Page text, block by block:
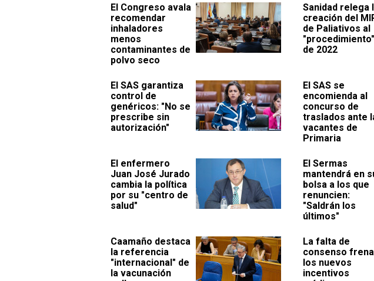
El Congreso avala
recomendar
inhaladores
menos
contaminantes de
polvo seco
Sanidad relega
creación del
de Paliativos al
"procedimiento"
de 2022
El SAS garantiza
control de
genéricos: "No se
prescribe sin
autorización"
El SAS se
encomienda al
concurso de
traslados ante
vacantes de
Primaria
El enfermero
Juan José Jurado
cambia la política
por su "centro de
salud"
El Sermas
mantendrá en
bolsa a los que
renuncien:
"Saldrán los
últimos"
Caamaño destaca
la referencia
"internacional" de
la vacunación
La falta de
consenso frena
los nuevos
incentivos